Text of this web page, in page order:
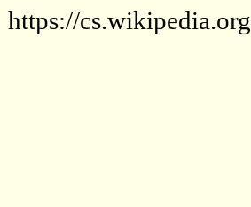
https://cs.wikipedia.org